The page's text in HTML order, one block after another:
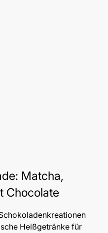
Matcha,
Chocolate
Heißgetränke für